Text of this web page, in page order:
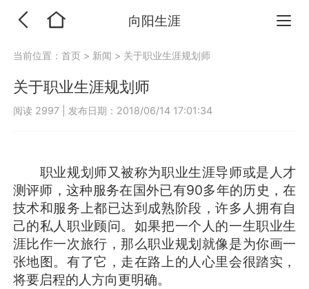
向阳生涯
当前位置：首页 > 新闻 > 关于职业生涯规划师
关于职业生涯规划师
阅读 2997 发布日期：2018/06/14 17:01:34
职业规划师又被称为职业生涯导师或是人才
测评师，这种服务在国外已有90多年的历史，在
技术和服务上都已达到成熟阶段，许多人拥有自
己的私人职业顾问。如果把一个人的一生职业生
涯比作一次旅行，那么职业规划就像是为你画一
张地图。有了它，走在路上的人心里会很踏实，
将要启程的人方向更明确。